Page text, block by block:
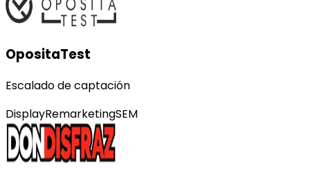
OpositaTest
Escalado de captación
DisplayRemarketingSEM